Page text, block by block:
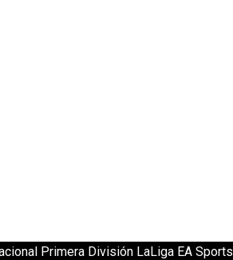
Primera División LaLiga EA Sports